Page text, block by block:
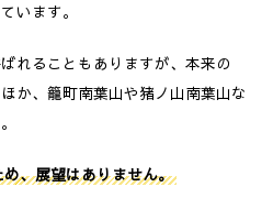
います。
れることもありますが、本来の
か、籠町南葉山や猪ノ山南葉山な
、展望はありません。